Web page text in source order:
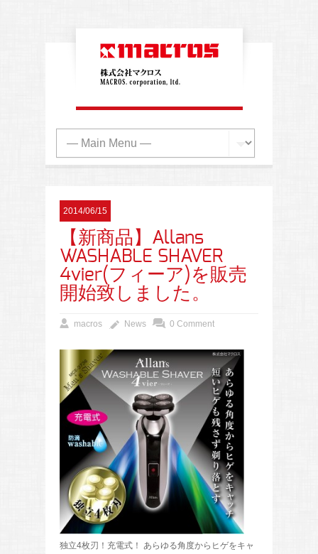
2014/06/15
【新商品】Allans
WASHABLE SHAVER
4vier(フィーア)を販売
開始致しました。
macros News 0 Comment
独立4枚刃！充電式！ あらゆる角度からヒゲをキャ